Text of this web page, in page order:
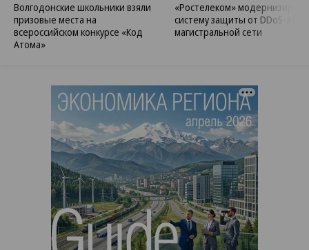
Волгодонские школьники взяли
призовые места на
всероссийском конкурсе «Код
Атома»
«Ростелеком»
систему защиты от DDoS-атак
магистральной сети